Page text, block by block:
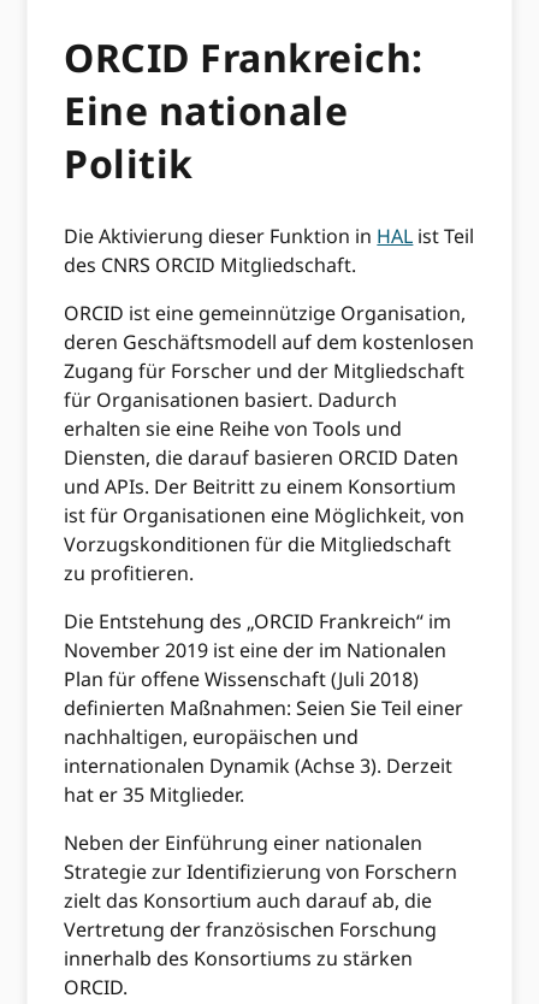
ORCID Frankreich:
Eine nationale
Politik
Die Aktivierung dieser Funktion in HAL ist Teil
des CNRS ORCID Mitgliedschaft.
ORCID ist eine gemeinnützige Organisation,
deren Geschäftsmodell auf dem kostenlosen
Zugang für Forscher und der Mitgliedschaft
für Organisationen basiert. Dadurch
erhalten sie eine Reihe von Tools und
Diensten, die darauf basieren ORCID Daten
und APIs. Der Beitritt zu einem Konsortium
ist für Organisationen eine Möglichkeit, von
Vorzugskonditionen für die Mitgliedschaft
zu profitieren.
Die Entstehung des „ORCID Frankreich“ im
November 2019 ist eine der im Nationalen
Plan für offene Wissenschaft (Juli 2018)
definierten Maßnahmen: Seien Sie Teil einer
nachhaltigen, europäischen und
internationalen Dynamik (Achse 3). Derzeit
hat er 35 Mitglieder.
Neben der Einführung einer nationalen
Strategie zur Identifizierung von Forschern
zielt das Konsortium auch darauf ab, die
Vertretung der französischen Forschung
innerhalb des Konsortiums zu stärken
ORCID.